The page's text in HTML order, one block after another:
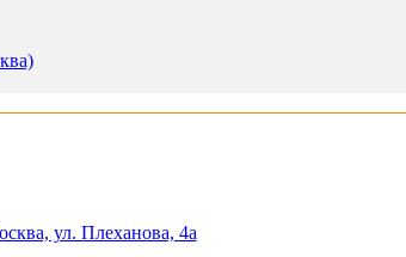
ул. Плеханова, 4а